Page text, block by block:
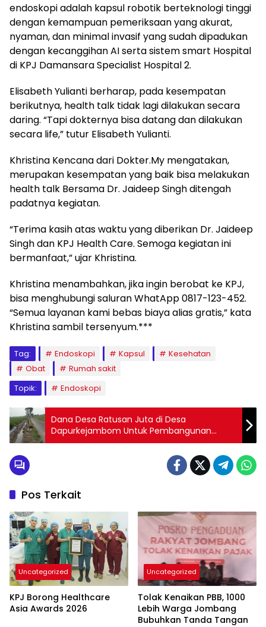
endoskopi adalah kapsul robotik berteknologi tinggi
dengan kemampuan pemeriksaan yang akurat,
nyaman, dan minimal invasif yang sudah dipadukan
dengan kecanggihan AI serta sistem smart Hospital
di KPJ Damansara Specialist Hospital 2.
Elisabeth Yulianti berharap, pada kesempatan
berikutnya, health talk tidak lagi dilakukan secara
daring. “Tapi dokternya bisa datang dan dilakukan
secara life,” tutur Elisabeth Yulianti.
Khristina Kencana dari Dokter.My mengatakan,
merupakan kesempatan yang baik bisa melakukan
health talk Bersama Dr. Jaideep Singh ditengah
padatnya kegiatan.
“Terima kasih atas waktu yang diberikan Dr. Jaideep
Singh dan KPJ Health Care. Semoga kegiatan ini
bermanfaat,” ujar Khristina.
Khristina menambahkan, jika ingin berobat ke KPJ,
bisa menghubungi saluran WhatApp 0817-123-452.
“Semua layanan kami bebas biaya alias gratis,” kata
Khristina sambil tersenyum.***
Tag: Endoskopi Kapsul
Kesehatan
Obat
Rumah sakit
Topik:
Endoskopi
Dana Desa Ratusan Juta di Desa
Dapurkejambom Untuk Pembangunan
Berkelanjutan
Pos Terkait
Uncategorized
KPJ Borong Healthcare
Asia Awards 2026
Uncategorized
Tolak Kenaikan PBB, 1000
Lebih Warga Jombang
Bubuhkan Tanda Tangan